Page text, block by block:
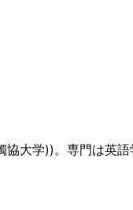
大学))。専門は英